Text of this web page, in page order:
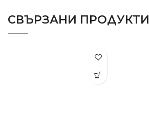
СВЪРЗАНИ ПРОДУКТИ